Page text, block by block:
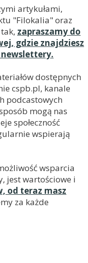
artykułami,
"Filokalia" oraz
zapraszamy do
gdzie znajdziesz
dostępnych
cspb.pl, kanale
podcastowych
mogą nas
społeczność
wspierają
wsparcia
jest wartościowe i
od teraz masz
za każde